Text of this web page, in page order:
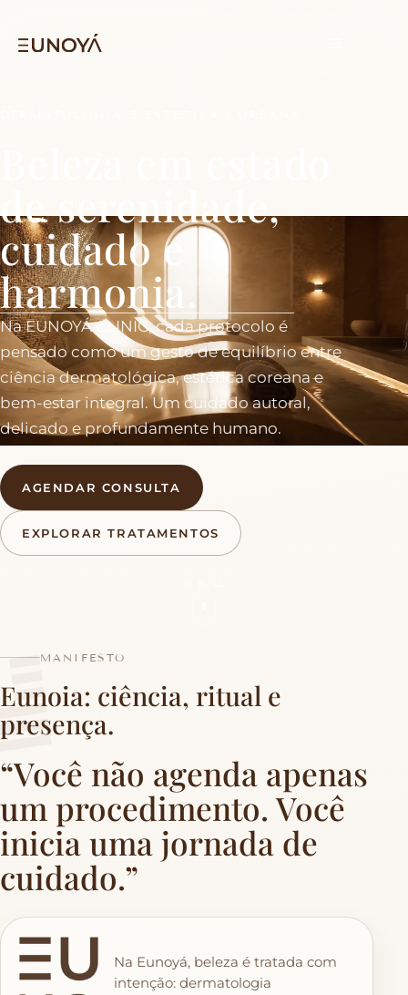
de serenidade,
cuidado e
harmonia.
Na EUNOYÁ CLINIC, cada protocolo é
pensado como um gesto de equilíbrio entre
ciência dermatológica, estética coreana e
bem-estar integral. Um cuidado autoral,
delicado e profundamente humano.
AGENDAR CONSULTA
EXPLORAR TRATAMENTOS
MANIFESTO
Eunoia: ciência, ritual e
presença.
“Você não agenda apenas
um procedimento. Você
inicia uma jornada de
cuidado.”
Na Eunoyá, beleza é tratada com
intenção: dermatologia